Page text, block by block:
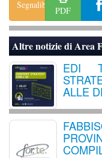
Segnalibro
PDF
Altre notizie diArea
EDI
ALLE